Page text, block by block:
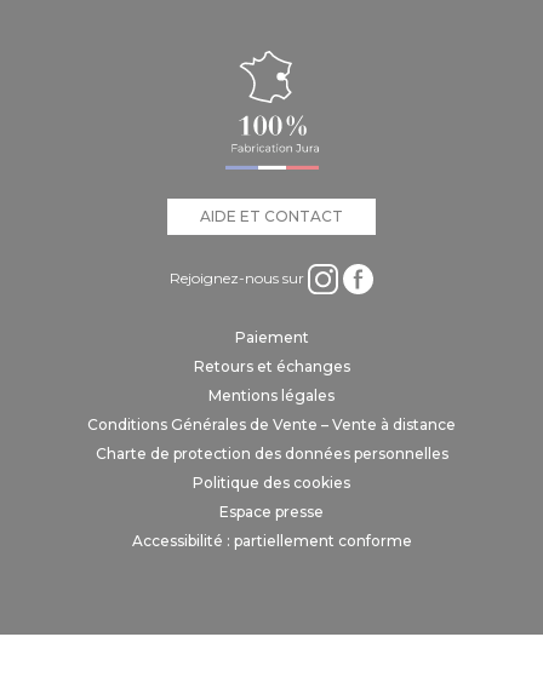
Paiement
Retours et échanges
Mentions légales
Conditions Générales de Vente – Vente à distance
Charte de protection des données personnelles
Politique des cookies
Espace presse
Accessibilité : partiellement conforme
AIDE ET CONTACT
Rejoignez-nous sur